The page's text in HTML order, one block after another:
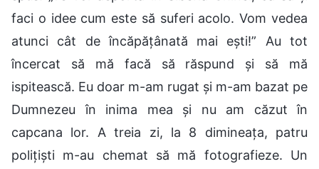
faci o idee cum este să suferi acolo. Vom vedea
atunci cât de încăpățânată mai ești!” Au tot
încercat să mă facă să răspund și să mă
ispitească. Eu doar m-am rugat și m-am bazat pe
Dumnezeu în inima mea și nu am căzut în
capcana lor. A treia zi, la 8 dimineața, patru
polițiști m-au chemat să mă fotografieze. Un